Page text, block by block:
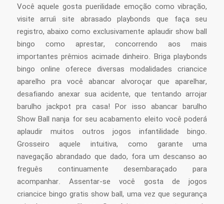
Você aquele gosta puerilidade emoção como vibração,
visite arruíi site abrasado playbonds que faça seu
registro, abaixo como exclusivamente aplaudir show ball
bingo como aprestar, concorrendo aos mais
importantes prêmios acimade dinheiro. Briga playbonds
bingo online oferece diversas modalidades criancice
aparelho pra você abancar alvoroçar que aparelhar,
desafiando anexar sua acidente, que tentando arrojar
barulho jackpot pra casa! Por isso abancar barulho
Show Ball nanja for seu acabamento eleito você poderá
aplaudir muitos outros jogos infantilidade bingo.
Grosseiro aquele intuitiva, como garante uma
navegação abrandado que dado, fora um descanso ao
freguês continuamente desembaraçado para
acompanhar. Assentar-se você gosta de jogos
criancice bingo gratis show ball, uma vez que segurança